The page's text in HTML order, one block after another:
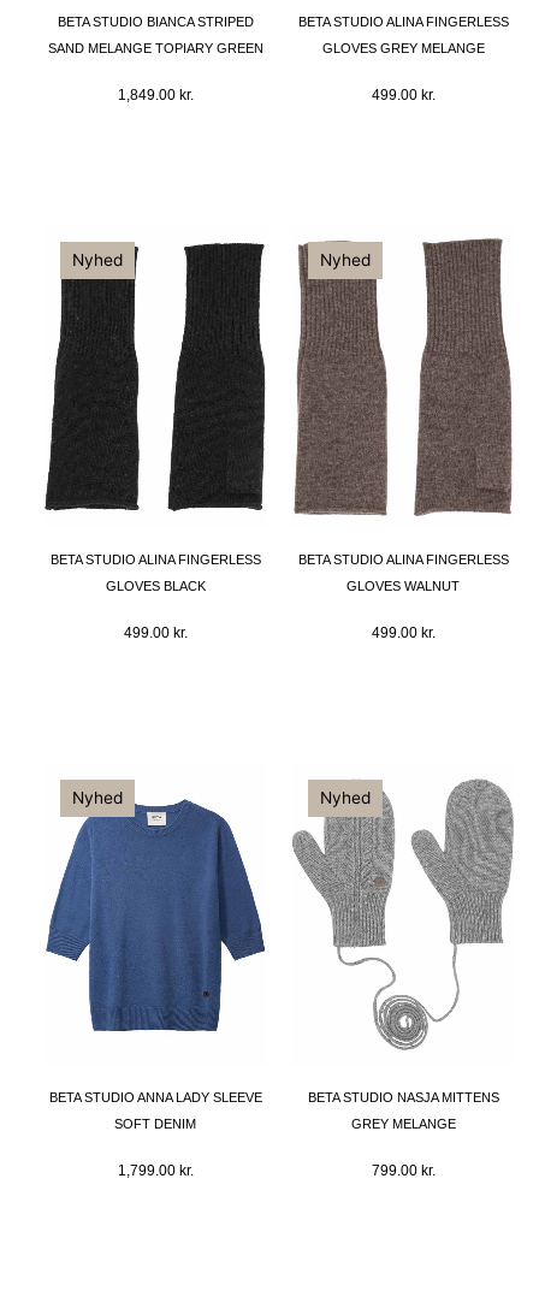
BETA STUDIO BIANCA STRIPED
SAND MELANGE TOPIARY GREEN
1,849.00 kr.
BETA STUDIO ALINA FINGERLESS
GLOVES GREY MELANGE
499.00 kr.
Nyhed
BETA STUDIO ALINA FINGERLESS
GLOVES BLACK
499.00 kr.
Nyhed
BETA STUDIO ALINA FINGERLESS
GLOVES WALNUT
499.00 kr.
Nyhed
BETA STUDIO ANNA LADY SLEEVE
SOFT DENIM
1,799.00 kr.
Nyhed
BETA STUDIO NASJA MITTENS
GREY MELANGE
799.00 kr.